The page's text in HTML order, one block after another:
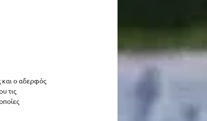
και ο αδερφός
τις